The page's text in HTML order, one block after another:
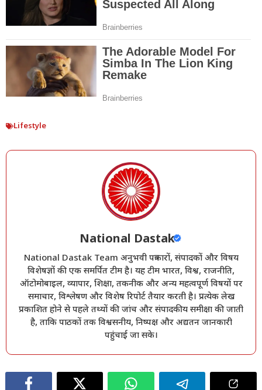
Lifestyle
National Dastak
National Dastak Team अनुभवी पत्रकारों, संपादकों और विषय
विशेषज्ञों की एक समर्पित टीम है। यह टीम भारत, विश्व, राजनीति,
ऑटोमोबाइल, व्यापार, शिक्षा, तकनीक और अन्य महत्वपूर्ण विषयों पर
समाचार, विश्लेषण और विशेष रिपोर्ट तैयार करती है। प्रत्येक लेख
प्रकाशित होने से पहले तथ्यों की जांच और संपादकीय समीक्षा की जाती
है, ताकि पाठकों तक विश्वसनीय, निष्पक्ष और अद्यतन जानकारी
पहुंचाई जा सके।